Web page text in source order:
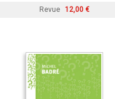
Revue 12,00 €